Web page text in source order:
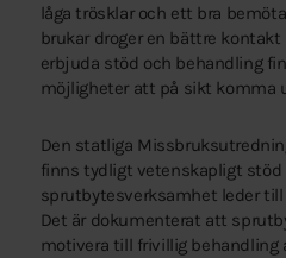
låga trösklar och ett bra
brukar droger en bättre
erbjuda stöd och behandling
möjligheter att på sikt komma
Den statliga
finns tydligt vetenskapligt stöd
sprutbytesverksamhet leder
Det är dokumenterat att
motivera till frivillig behandling